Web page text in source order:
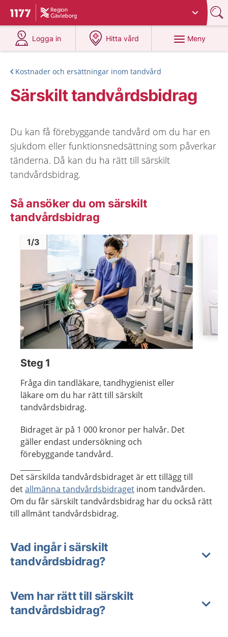
Till startsidan för 1177
Du har valt region
Logga in
på 1177.se
Hitta vård
på 1177.se
Meny
Kostnader och ersättningar inom tandvård
Särskilt tandvårdsbidrag
Du kan få förebyggande tandvård om du har en
sjukdom eller funktionsnedsättning som påverkar
tänderna. Då kan du ha rätt till särskilt
tandvårdsbidrag.
Så ansöker du om särskilt
tandvårdsbidrag
Bild 1
1/3
Steg 1
Fråga din tandläkare, tandhygienist eller
läkare om du har rätt till särskilt
tandvårdsbidrag.
Bidraget är på 1 000 kronor per halvår. Det
gäller endast undersökning och
förebyggande tandvård.
Visa
Visa föregående bild
Det särskilda tandvårdsbidraget är ett tillägg till
detallmänna tandvårdsbidraget inom tandvården.
Om du får särskilt tandvårdsbidrag har du också rätt
till allmänt tandvårdsbidrag.
Vad ingår i särskilt
tandvårdsbidrag?
Vem har rätt till särskilt
tandvårdsbidrag?